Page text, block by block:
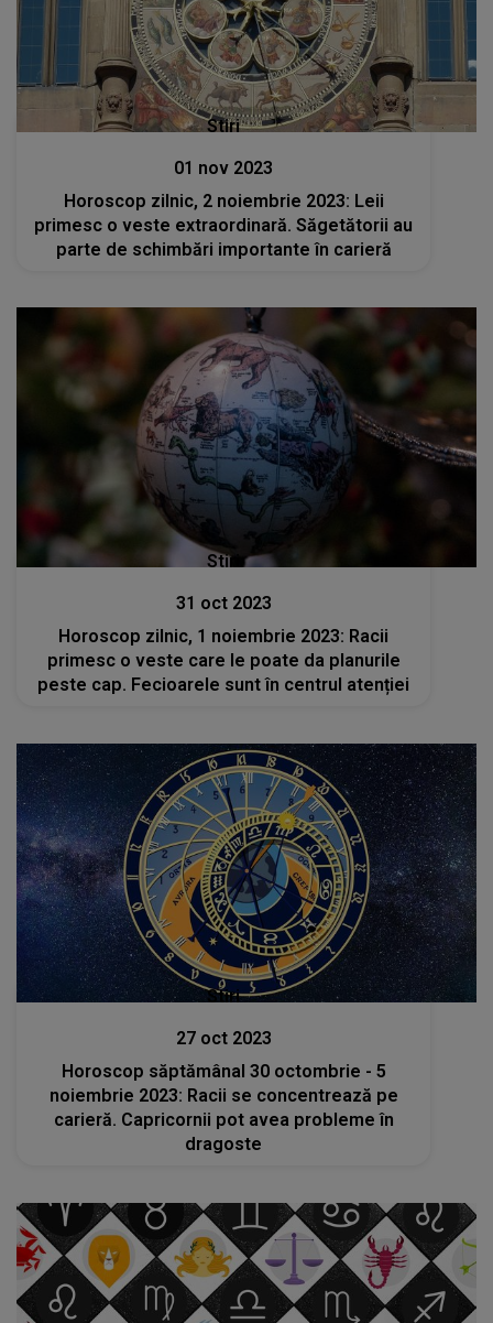
Stiri
01 nov 2023
Horoscop zilnic, 2 noiembrie 2023: Leii
primesc o veste extraordinară. Săgetătorii au
parte de schimbări importante în carieră
Stiri
31 oct 2023
Horoscop zilnic, 1 noiembrie 2023: Racii
primesc o veste care le poate da planurile
peste cap. Fecioarele sunt în centrul atenției
Stiri
27 oct 2023
Horoscop săptămânal 30 octombrie - 5
noiembrie 2023: Racii se concentrează pe
carieră. Capricornii pot avea probleme în
dragoste